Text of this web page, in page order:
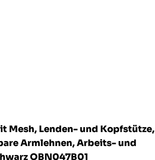
Mesh, Lenden- und Kopfstütze,
Armlehnen, Arbeits- und
OBN047B01